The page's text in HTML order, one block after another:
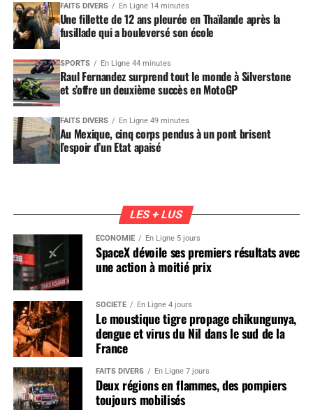
FAITS DIVERS En Ligne 14 minutes
Une fillette de 12 ans pleurée en Thaïlande après la
fusillade qui a bouleversé son école
SPORTS En Ligne 44 minutes
Raul Fernandez surprend tout le monde à Silverstone
et s’offre un deuxième succès en MotoGP
FAITS DIVERS En Ligne 49 minutes
Au Mexique, cinq corps pendus à un pont brisent
l’espoir d’un Etat apaisé
LES + LUS
ÉCONOMIE En Ligne 5 jours
SpaceX dévoile ses premiers résultats avec
une action à moitié prix
SOCIÉTÉ En Ligne 4 jours
Le moustique tigre propage chikungunya,
dengue et virus du Nil dans le sud de la
France
FAITS DIVERS En Ligne 7 jours
Deux régions en flammes, des pompiers
toujours mobilisés